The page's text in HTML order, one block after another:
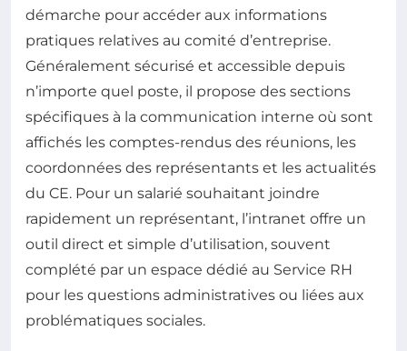
démarche pour accéder aux informations
pratiques relatives au comité d’entreprise.
Généralement sécurisé et accessible depuis
n’importe quel poste, il propose des sections
spécifiques à la communication interne où sont
affichés les comptes-rendus des réunions, les
coordonnées des représentants et les actualités
du CE. Pour un salarié souhaitant joindre
rapidement un représentant, l’intranet offre un
outil direct et simple d’utilisation, souvent
complété par un espace dédié au Service RH
pour les questions administratives ou liées aux
problématiques sociales.